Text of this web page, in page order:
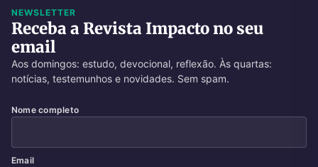
NEWSLETTER
Receba a Revista Impacto no seu
email
Aos domingos: estudo, devocional, reflexão. Às quartas:
notícias, testemunhos e novidades. Sem spam.
Nome completo
Email